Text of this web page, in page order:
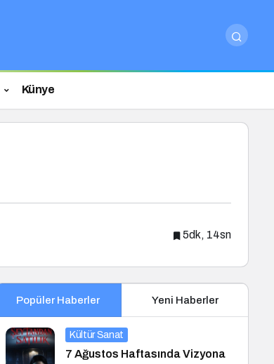
Künye
5dk, 14sn
Popüler Haberler Yeni Haberler
Kültür Sanat
7 Ağustos Haftasında Vizyona